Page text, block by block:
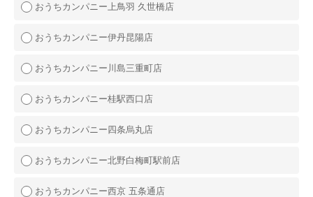
おうちカンパニー上鳥羽 久世橋店
おうちカンパニー伊丹昆陽店
おうちカンパニー川島三重町店
おうちカンパニー桂駅西口店
おうちカンパニー四条烏丸店
おうちカンパニー北野白梅町駅前店
おうちカンパニー西京 五条通店